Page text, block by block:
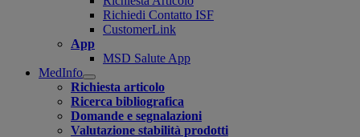
Richiedi Contatto ISF
CustomerLink
App
MSD Salute App
MedInfo
Open
submenu
Richiesta articolo
Ricerca bibliografica
Domande e segnalazioni
Valutazione stabilità prodotti